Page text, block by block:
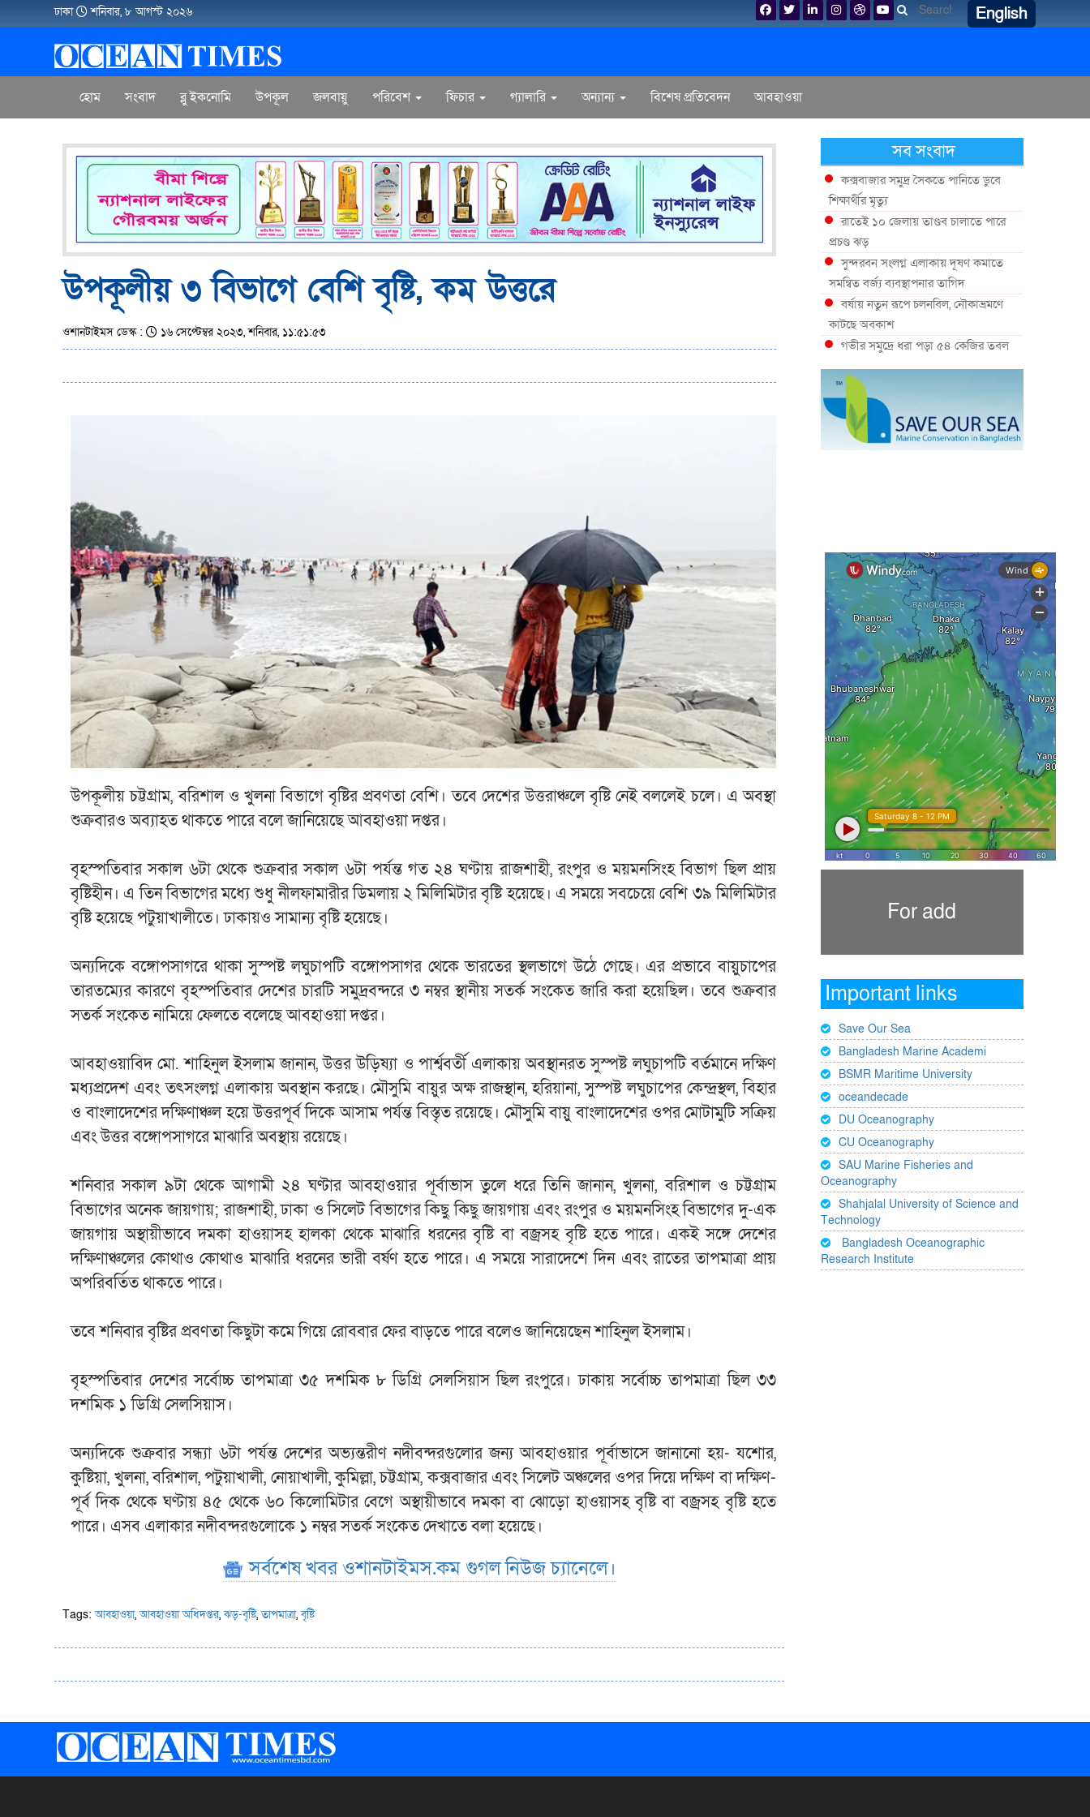
ঢাকা শনিবার, ৮ আগস্ট ২০২৬ English
হোম সংবাদ ব্লু ইকনোমি উপকূল জলবায়ু পরিবেশ ফিচার গ্যালারি অন্যান্য বিশেষ প্রতিবেদন আবহাওয়া
উপকূলীয় ৩ বিভাগে বেশি বৃষ্টি, কম উত্তরে
ওশানটাইমস ডেস্ক : ১৬ সেপ্টেম্বর ২০২৩, শনিবার, ১১:৫১:৫৩
উপকূলীয় চট্টগ্রাম, বরিশাল ও খুলনা বিভাগে বৃষ্টির প্রবণতা বেশি। তবে দেশের উত্তরাঞ্চলে বৃষ্টি নেই বললেই চলে। এ অবস্থা
শুক্রবারও অব্যাহত থাকতে পারে বলে জানিয়েছে আবহাওয়া দপ্তর।
বৃহস্পতিবার সকাল ৬টা থেকে শুক্রবার সকাল ৬টা পর্যন্ত গত ২৪ ঘণ্টায় রাজশাহী, রংপুর ও ময়মনসিংহ বিভাগ ছিল প্রায়
বৃষ্টিহীন। এ তিন বিভাগের মধ্যে শুধু নীলফামারীর ডিমলায় ২ মিলিমিটার বৃষ্টি হয়েছে। এ সময়ে সবচেয়ে বেশি ৩৯ মিলিমিটার
বৃষ্টি হয়েছে পটুয়াখালীতে। ঢাকায়ও সামান্য বৃষ্টি হয়েছে।
অন্যদিকে বঙ্গোপসাগরে থাকা সুস্পষ্ট লঘুচাপটি বঙ্গোপসাগর থেকে ভারতের স্থলভাগে উঠে গেছে। এর প্রভাবে বায়ুচাপের
তারতম্যের কারণে বৃহস্পতিবার দেশের চারটি সমুদ্রবন্দরে ৩ নম্বর স্থানীয় সতর্ক সংকেত জারি করা হয়েছিল। তবে শুক্রবার
সতর্ক সংকেত নামিয়ে ফেলতে বলেছে আবহাওয়া দপ্তর।
আবহাওয়াবিদ মো. শাহিনুল ইসলাম জানান, উত্তর উড়িষ্যা ও পার্শ্ববর্তী এলাকায় অবস্থানরত সুস্পষ্ট লঘুচাপটি বর্তমানে দক্ষিণ
মধ্যপ্রদেশ এবং তৎসংলগ্ন এলাকায় অবস্থান করছে। মৌসুমি বায়ুর অক্ষ রাজস্থান, হরিয়ানা, সুস্পষ্ট লঘুচাপের কেন্দ্রস্থল, বিহার
ও বাংলাদেশের দক্ষিণাঞ্চল হয়ে উত্তরপূর্ব দিকে আসাম পর্যন্ত বিস্তৃত রয়েছে। মৌসুমি বায়ু বাংলাদেশের ওপর মোটামুটি সক্রিয়
এবং উত্তর বঙ্গোপসাগরে মাঝারি অবস্থায় রয়েছে।
শনিবার সকাল ৯টা থেকে আগামী ২৪ ঘণ্টার আবহাওয়ার পূর্বাভাস তুলে ধরে তিনি জানান, খুলনা, বরিশাল ও চট্টগ্রাম
বিভাগের অনেক জায়গায়; রাজশাহী, ঢাকা ও সিলেট বিভাগের কিছু কিছু জায়গায় এবং রংপুর ও ময়মনসিংহ বিভাগের দু-এক
জায়গায় অস্থায়ীভাবে দমকা হাওয়াসহ হালকা থেকে মাঝারি ধরনের বৃষ্টি বা বজ্রসহ বৃষ্টি হতে পারে। একই সঙ্গে দেশের
দক্ষিণাঞ্চলের কোথাও কোথাও মাঝারি ধরনের ভারী বর্ষণ হতে পারে। এ সময়ে সারাদেশে দিন এবং রাতের তাপমাত্রা প্রায়
অপরিবর্তিত থাকতে পারে।
তবে শনিবার বৃষ্টির প্রবণতা কিছুটা কমে গিয়ে রোববার ফের বাড়তে পারে বলেও জানিয়েছেন শাহিনুল ইসলাম।
বৃহস্পতিবার দেশের সর্বোচ্চ তাপমাত্রা ৩৫ দশমিক ৮ ডিগ্রি সেলসিয়াস ছিল রংপুরে। ঢাকায় সর্বোচ্চ তাপমাত্রা ছিল ৩৩
দশমিক ১ ডিগ্রি সেলসিয়াস।
অন্যদিকে শুক্রবার সন্ধ্যা ৬টা পর্যন্ত দেশের অভ্যন্তরীণ নদীবন্দরগুলোর জন্য আবহাওয়ার পূর্বাভাসে জানানো হয়- যশোর,
কুষ্টিয়া, খুলনা, বরিশাল, পটুয়াখালী, নোয়াখালী, কুমিল্লা, চট্টগ্রাম, কক্সবাজার এবং সিলেট অঞ্চলের ওপর দিয়ে দক্ষিণ বা দক্ষিণ-
পূর্ব দিক থেকে ঘণ্টায় ৪৫ থেকে ৬০ কিলোমিটার বেগে অস্থায়ীভাবে দমকা বা ঝোড়ো হাওয়াসহ বৃষ্টি বা বজ্রসহ বৃষ্টি হতে
পারে। এসব এলাকার নদীবন্দরগুলোকে ১ নম্বর সতর্ক সংকেত দেখাতে বলা হয়েছে।
সর্বশেষ খবর ওশানটাইমস.কম গুগল নিউজ চ্যানেলে।
Tags:আবহাওয়া,আবহাওয়া অধিদপ্তর,ঝড়-বৃষ্টি,তাপমাত্রা,বৃষ্টি
সব সংবাদ
কক্সবাজার সমুদ্র সৈকতে পানিতে ডুবে
শিক্ষার্থীর মৃত্যু
রাতেই ১০ জেলায় তাণ্ডব চালাতে পারে
প্রচণ্ড ঝড়
সুন্দরবন সংলগ্ন এলাকায় দূষণ কমাতে
সমন্বিত বর্জ্য ব্যবস্থাপনার তাগিদ
বর্ষায় নতুন রূপে চলনবিল, নৌকাভ্রমণে
কাটছে অবকাশ
গভীর সমুদ্রে ধরা পড়া ৫৪ কেজির তবল
মাছ
কক্সবাজারে প্যারাসেইলিংয়ে নিরাপত্তা ঝুঁকি,
নেই স্থায়ী পদক্ষেপ
১৩ জেলায় ঝোড়ো হাওয়া-বজ্রবৃষ্টির শঙ্কা,
নদীবন্দরে ১ নম্বর সতর্কসংকেত
একাধিক লঘুচাপের শঙ্কা
For add
Important links
Save Our Sea
Bangladesh Marine Academi
BSMR Maritime University
oceandecade
DU Oceanography
CU Oceanography
SAU Marine Fisheries and
Oceanography
Shahjalal University of Science and
Technology
Bangladesh Oceanographic
Research Institute